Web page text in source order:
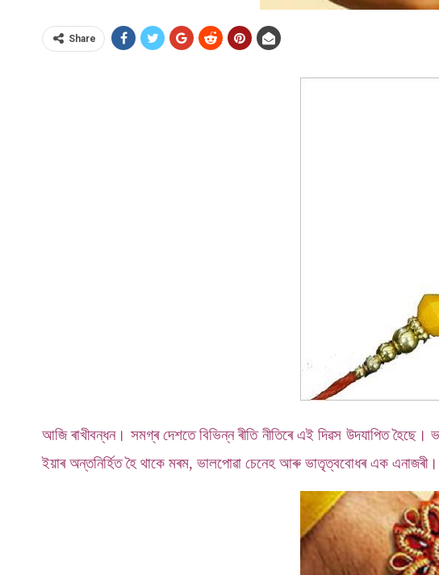
Share
আজি ৰাখীবন্ধন। সমগ্ৰ দেশতে বিভিন্ন ৰীতি নীতিৰে এই দিৱস উদযাপিত
ইয়াৰ অন্তনিৰ্হিত হৈ থাকে মৰম, ভালপোৱা চেনেহ আৰু ভাতৃত্ববোধৰ এক